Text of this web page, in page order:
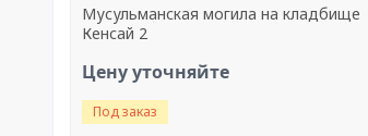
Мусульманская могила на кладбище
Кенсай 2
Цену уточняйте
Под заказ